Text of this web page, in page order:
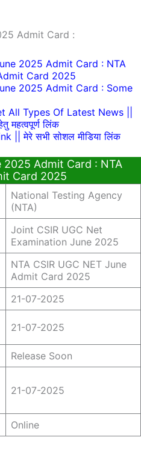
Admit Card :
2025 Admit Card : NTA
Card 2025
2025 Admit Card : Some
All Types Of Latest News ||
महत्वपूर्ण लिंक
|| मेरे सभी सोशल मीडिया लिंक
2025 Admit Card : NTA
Card 2025
National Testing Agency
(NTA)
Joint CSIR UGC Net
Examination June 2025
NTA CSIR UGC NET June
Admit Card 2025
21-07-2025
21-07-2025
Release Soon
21-07-2025
Online